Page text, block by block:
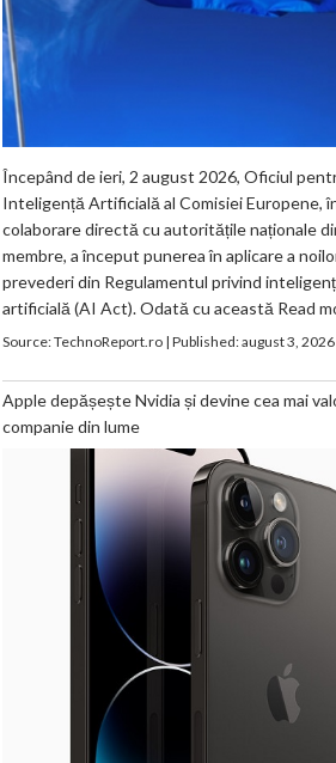
Începând de ieri, 2 august 2026, Oficiul
Inteligență Artificială al Comisiei Europene,
colaborare directă cu autoritățile naționale
membre, a început punerea în aplicare a
prevederi din Regulamentul privind
artificială (AI Act). Odată cu această Read
Source:TechnoReport.ro| Published:august 3,
Apple depășește Nvidia și devine cea mai
companie din lume